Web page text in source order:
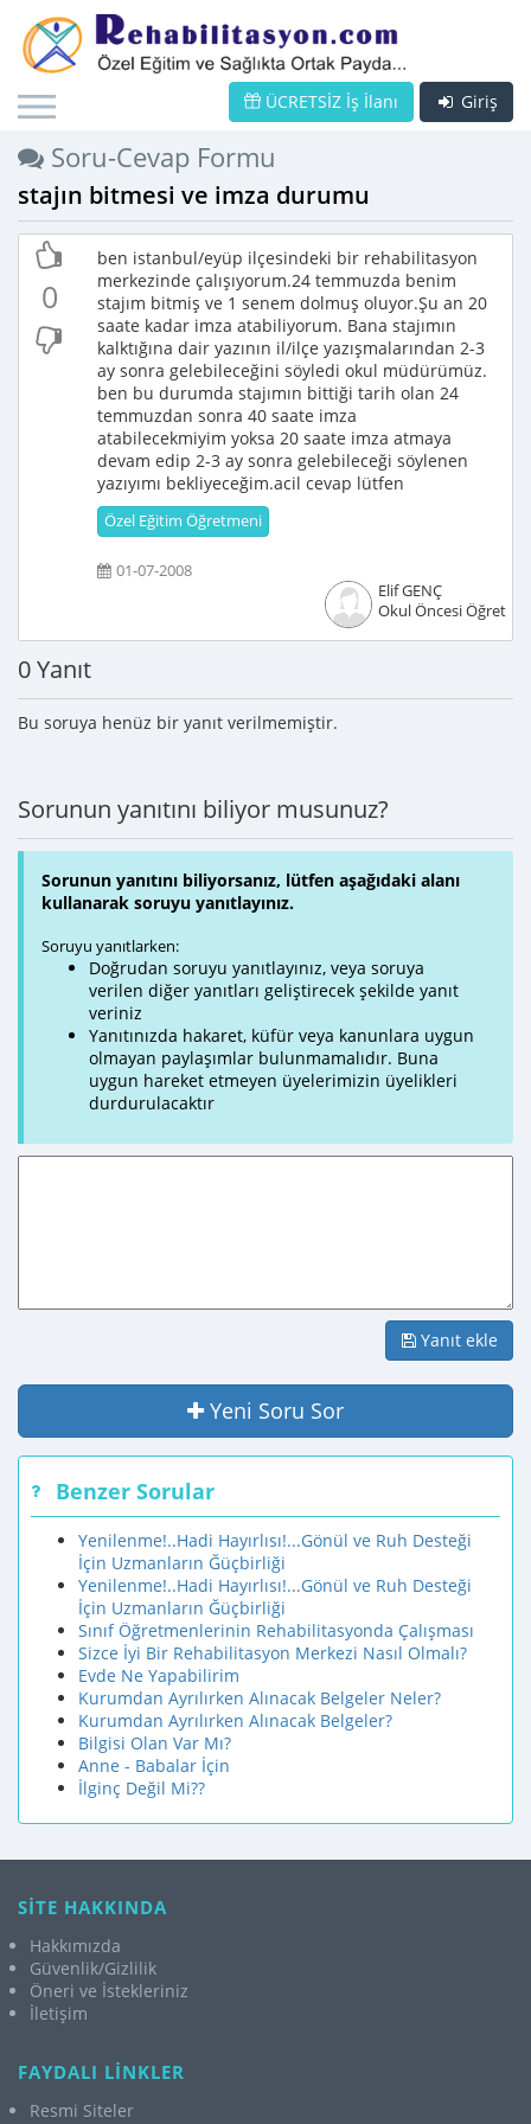
Giriş
ÜCRETSİZ İş İlanı
Soru-Cevap Formu
stajın bitmesi ve imza durumu
0
ben istanbul/eyüp ilçesindeki bir rehabilitasyon
merkezinde çalışıyorum.24 temmuzda benim
stajım bitmiş ve 1 senem dolmuş oluyor.Şu an 20
saate kadar imza atabiliyorum. Bana stajımın
kalktığına dair yazının il/ilçe yazışmalarından 2-3
ay sonra gelebileceğini söyledi okul müdürümüz.
ben bu durumda stajımın bittiği tarih olan 24
temmuzdan sonra 40 saate imza
atabilecekmiyim yoksa 20 saate imza atmaya
devam edip 2-3 ay sonra gelebileceği söylenen
yazıyımı bekliyeceğim.acil cevap lütfen
Özel Eğitim Öğretmeni
01-07-2008
Elif GENÇ
Okul Öncesi
0 Yanıt
Bu soruya henüz bir yanıt verilmemiştir.
Sorunun yanıtını biliyor musunuz?
Sorunun yanıtını biliyorsanız, lütfen aşağıdaki alanı
kullanarak soruyu yanıtlayınız.
Soruyu yanıtlarken:
Doğrudan soruyu yanıtlayınız, veya soruya
verilen diğer yanıtları geliştirecek şekilde yanıt
veriniz
Yanıtınızda hakaret, küfür veya kanunlara uygun
olmayan paylaşımlar bulunmamalıdır. Buna
uygun hareket etmeyen üyelerimizin üyelikleri
durdurulacaktır
Yanıt ekle
Yeni Soru Sor
Benzer Sorular
Yenilenme!..Hadi Hayırlısı!...Gönül ve Ruh Desteği
İçin Uzmanların Ğüçbirliği
Yenilenme!..Hadi Hayırlısı!...Gönül ve Ruh Desteği
İçin Uzmanların Ğüçbirliği
Sınıf Öğretmenlerinin Rehabilitasyonda Çalışması
Sizce İyi Bir Rehabilitasyon Merkezi Nasıl Olmalı?
Evde Ne Yapabilirim
Kurumdan Ayrılırken Alınacak Belgeler Neler?
Kurumdan Ayrılırken Alınacak Belgeler?
Bilgisi Olan Var Mı?
Anne - Babalar İçin
İlginç Değil Mi??
SİTE HAKKINDA
Hakkımızda
Güvenlik/Gizlilik
Öneri ve İstekleriniz
İletişim
FAYDALI LİNKLER
Resmi Siteler